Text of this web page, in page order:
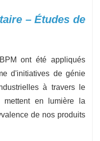
– Études de
ont été appliqués
d'initiatives de génie
à travers le
en lumière la
de nos produits